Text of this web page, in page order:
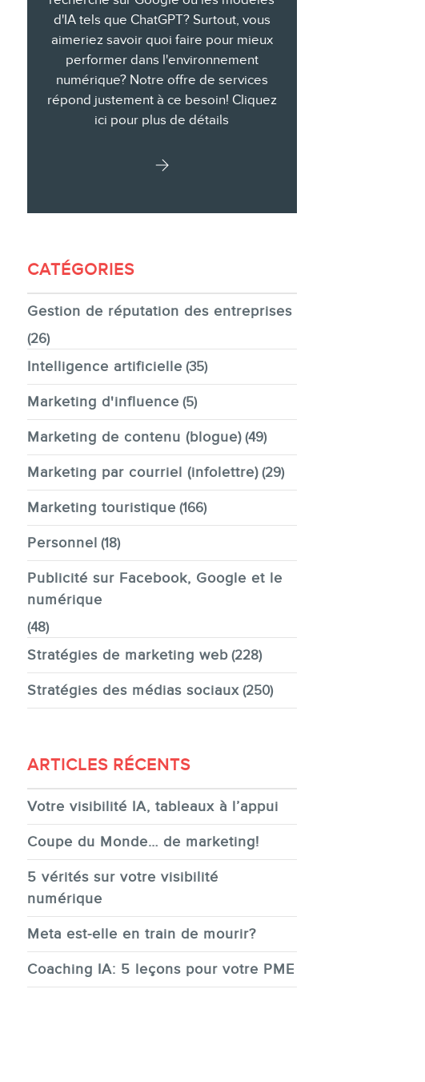
d'IA tels que ChatGPT? Surtout, vous
aimeriez savoir quoi faire pour mieux
performer dans l'environnement
numérique? Notre offre de services
répond justement à ce besoin! Cliquez
ici pour plus de détails
CATÉGORIES
Gestion de réputation des entreprises
(26)
Intelligence artificielle (35)
Marketing d'influence (5)
Marketing de contenu (blogue)(49)
Marketing par courriel (infolettre)(29)
Marketing touristique (166)
Personnel (18)
Publicité sur Facebook, Google et le
numérique
(48)
Stratégies de marketing web(228)
Stratégies des médias sociaux(250)
ARTICLES RÉCENTS
Votre visibilité IA, tableaux à l’appui
Coupe du Monde… de marketing!
5 vérités sur votre visibilité
numérique
Meta est-elle en train de mourir?
Coaching IA: 5 leçons pour votre PME